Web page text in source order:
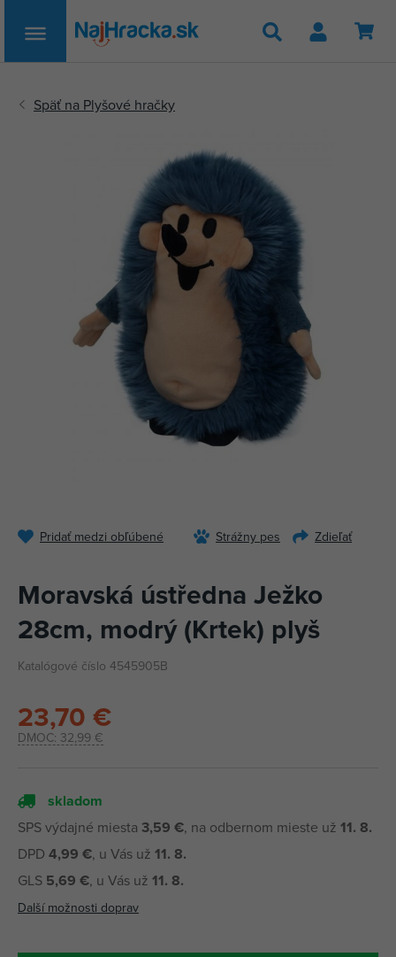
Hľadať
Pridať medzi obľúbené Strážny pes Zdieľať
Moravská ústředna Ježko
28cm, modrý (Krtek) plyš
Katalógové číslo 4545905B
DMOC: 32,99 €
23,70 €
skladom
SPS výdajné miesta 3,59 €, na odbernom mieste už 11. 8.
DPD 4,99 €, u Vás už 11. 8.
GLS 5,69 €, u Vás už 11. 8.
Další možnosti doprav